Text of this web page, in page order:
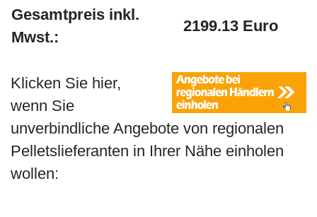
Gesamtpreis inkl.
Mwst.:
2199.13 Euro
Klicken Sie hier,
wenn Sie
unverbindliche Angebote von regionalen
Pelletslieferanten in Ihrer Nähe einholen
wollen: